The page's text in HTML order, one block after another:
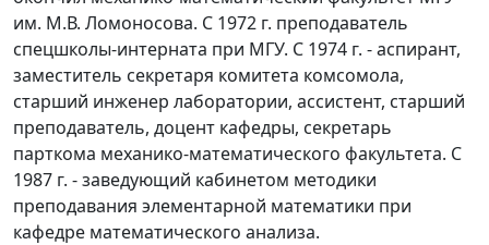
им. М.В. Ломоносова. С 1972 г. преподаватель
спецшколы-интерната при МГУ. С 1974 г. ‑ аспирант,
заместитель секретаря комитета комсомола,
старший инженер лаборатории, ассистент, старший
преподаватель, доцент кафедры, секретарь
парткома механико-математического факультета. С
1987 г. ‑ заведующий кабинетом методики
преподавания элементарной математики при
кафедре математического анализа.